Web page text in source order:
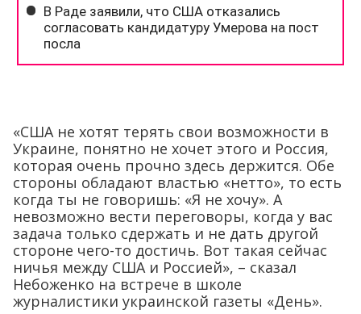
«США не хотят терять свои возможности в
Украине, понятно не хочет этого и Россия,
которая очень прочно здесь держится. Обе
стороны обладают властью «нетто», то есть
когда ты не говоришь: «Я не хочу». А
невозможно вести переговоры, когда у вас
задача только сдержать и не дать другой
стороне чего-то достичь. Вот такая сейчас
ничья между США и Россией», – сказал
Небоженко на встрече в школе
журналистики украинской газеты «День».